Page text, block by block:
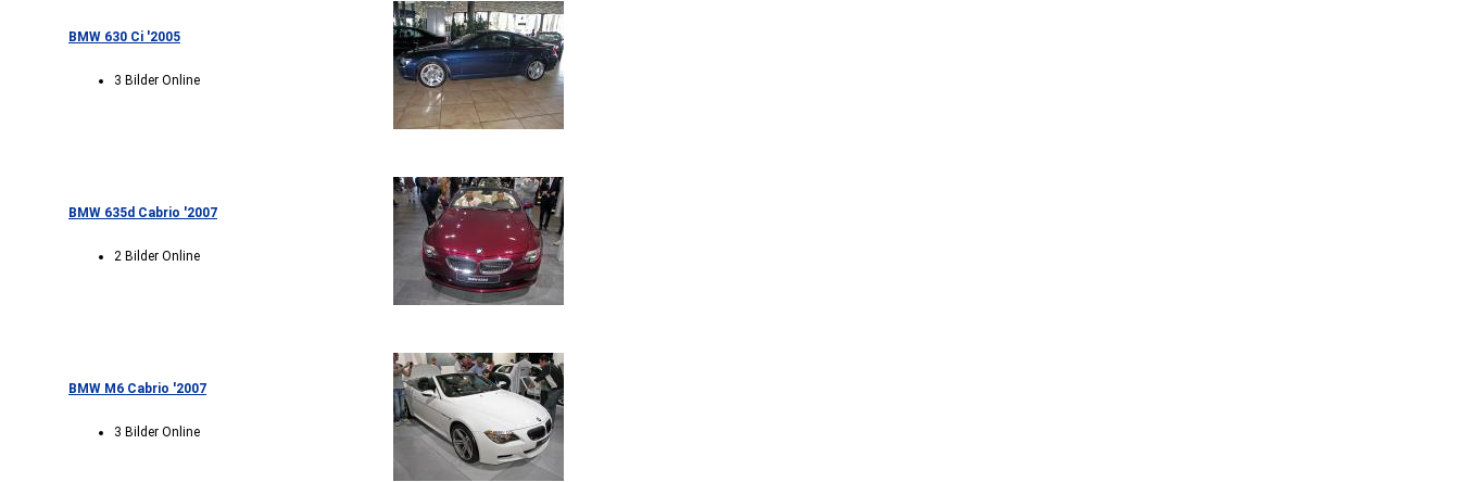
BMW 630 Ci '2005
3 Bilder Online
BMW 635d Cabrio '2007
2 Bilder Online
BMW M6 Cabrio '2007
3 Bilder Online